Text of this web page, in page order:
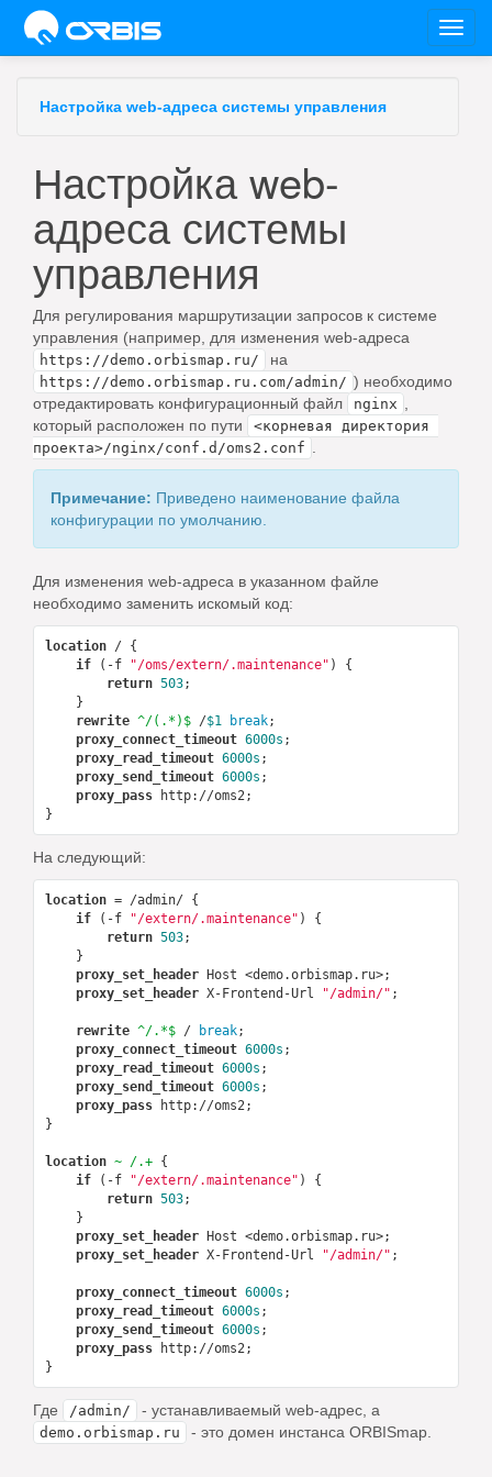
Настройка web-адреса системы управления
Настройка web-
адреса системы
управления
Для регулирования маршрутизации запросов к системе
управления (например, для изменения web-адреса
https://demo.orbismap.ru/ на
https://demo.orbismap.ru.com/admin/ ) необходимо
отредактировать конфигурационный файл
nginx
который расположен по пути
<корневая директория
проекта>/nginx/conf.d/oms2.conf
Примечание: Приведено наименование файла
конфигурации по умолчанию.
Для изменения web-адреса в указанном файле
необходимо заменить искомый код:
location / {
if (-f "/oms/extern/.maintenance" ) {
return 503;
    }
rewrite ^/(.*)$ /$1 break;
proxy_connect_timeout 6000s ;
proxy_read_timeout 6000s ;
proxy_send_timeout 6000s ;
proxy_pass
http://oms2 ;
На следующий:
location = /admin/ {
if (-f "/extern/.maintenance" ) {
return 503;
    }
proxy_set_header Host <demo.orbismap.ru>;
proxy_set_header X-Frontend-Url "/admin/" ;
rewrite ^/.*$ / break;
proxy_connect_timeout 6000s ;
proxy_read_timeout 6000s ;
proxy_send_timeout 6000s ;
proxy_pass
http://oms2 ;
}
location ~ /.+ {
if (-f "/extern/.maintenance" ) {
return 503;
    }
proxy_set_header Host <demo.orbismap.ru>;
proxy_set_header X-Frontend-Url "/admin/" ;
proxy_connect_timeout 6000s ;
proxy_read_timeout 6000s ;
proxy_send_timeout 6000s ;
proxy_pass
http://oms2 ;
Где /admin/ - устанавливаемый web-адрес, а
demo.orbismap.ru - это домен инстанса ORBISmap.